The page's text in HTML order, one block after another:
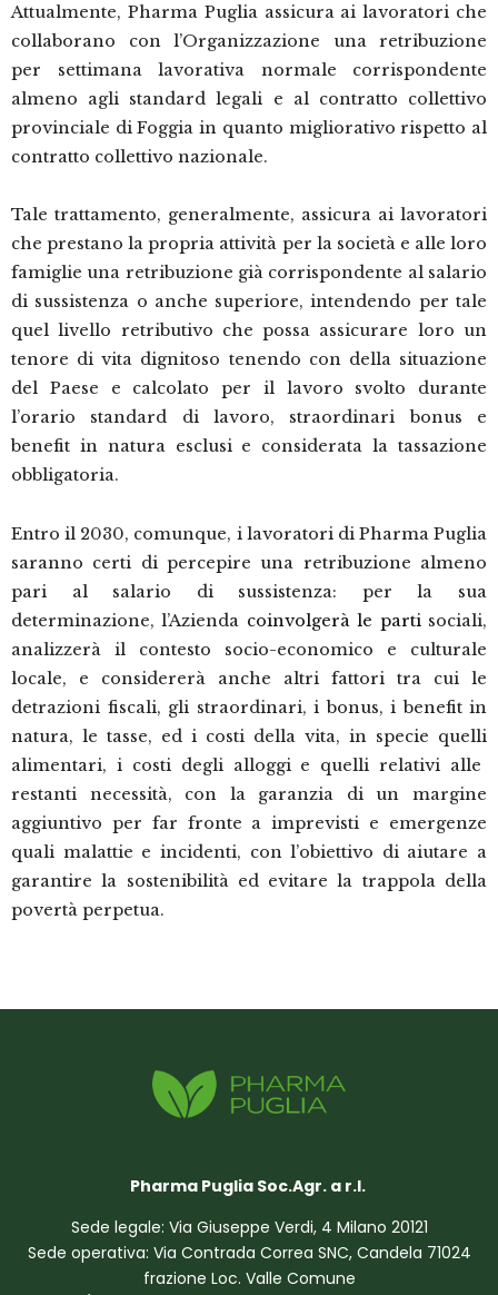
Attualmente, Pharma Puglia assicura ai lavoratori che
collaborano con l’Organizzazione una retribuzione
per settimana lavorativa normale corrispondente
almeno agli standard legali e al contratto collettivo
provinciale di Foggia in quanto migliorativo rispetto al
contratto collettivo nazionale.
Tale trattamento, generalmente, assicura ai lavoratori
che prestano la propria attività per la società e alle loro
famiglie una retribuzione già corrispondente al salario
di sussistenza o anche superiore, intendendo per tale
quel livello retributivo che possa assicurare loro un
tenore di vita dignitoso tenendo con della situazione
del Paese e calcolato per il lavoro svolto durante
l’orario standard di lavoro, straordinari bonus e
benefit in naturaesclusi e considerata la tassazione
obbligatoria.
Entro il 2030, comunque, i lavoratori di Pharma Puglia
saranno certi di percepire una retribuzione almeno
pari al salario di sussistenza: per la sua
determinazione, l’Azienda coinvolgerà le parti sociali,
analizzerà il contesto socio-economico e culturale
locale, e considererà anche altri fattori tra cui le
detrazioni fiscali, gli straordinari, i bonus, i benefit in
natura, le tasse, ed i costi della vita, in specie quelli
alimentari, i costi degli alloggi e quelli relativi alle
restanti necessità, con la garanzia diun margine
aggiuntivo per far fronte a imprevisti e emergenze
quali malattie e incidenti, con l’obiettivo di aiutare a
garantire la sostenibilità edevitare la trappola della
povertà perpetua.
Pharma Puglia Soc.Agr. a r.l.
Sede legale: Via Giuseppe Verdi, 4 Milano 20121
Sede operativa: Via Contrada Correa SNC, Candela 71024
frazione Loc. Valle Comune